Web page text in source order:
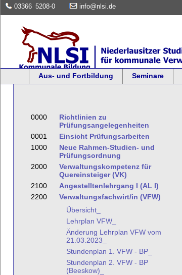
03366 5208-0 info@nlsi.de
Aus- und Fortbildung Seminare
0000
Richtlinien zu
Prüfungsangelegenheiten
0001
Einsicht Prüfungsarbeiten
1000
Neue Rahmen-Studien- und
Prüfungsordnung
2000
Verwaltungskompetenz für
Quereinsteiger (VK)
2100
Angestelltenlehrgang I (AL I)
2200
Verwaltungsfachwirt/in (VFW)
Übersicht_
Lehrplan VFW_
Änderung Lehrplan VFW vom
21.03.2023_
Stundenplan 1. VFW - BP_
Stundenplan 2. VFW - BP
(Beeskow)_